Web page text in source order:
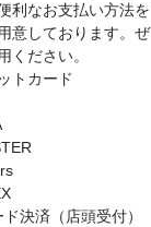
利なお支払い方法を
意しております。ぜ
ください。
トカード
決済（店頭受付）